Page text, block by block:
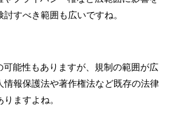
すべき範囲も広いですね。
能性もありますが、規制の範囲が広
情報保護法や著作権法など既存の法律
ますよね。